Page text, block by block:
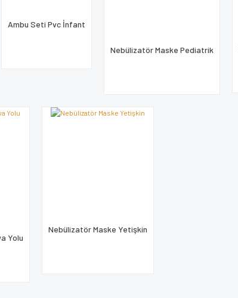
Ambu Seti Pvc İnfant
Nebülizatör Maske Pediatrik
Yolu
Nebülizatör Maske Yetişkin